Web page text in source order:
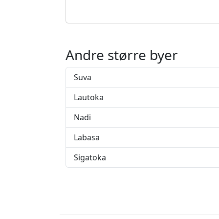
Andre større byer
Suva
Lautoka
Nadi
Labasa
Sigatoka